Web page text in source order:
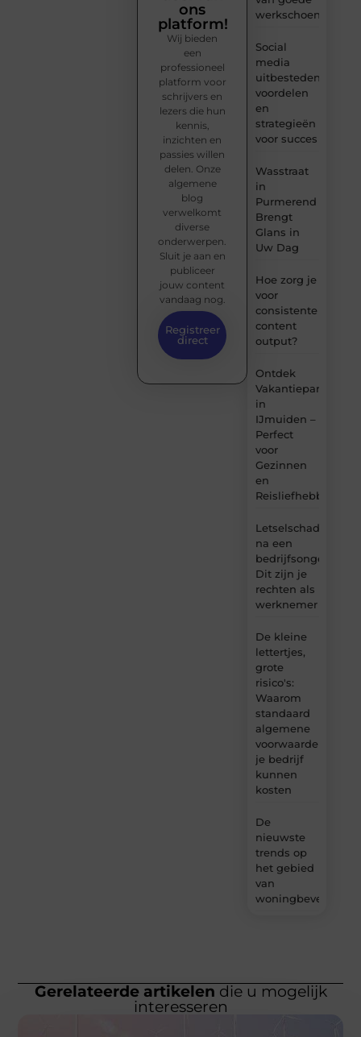
werkschoenen
Social
media
uitbesteden:
voordelen
en
strategieën
voor succes
Wasstraat
in
Purmerend
Brengt
Glans in
Uw Dag
Hoe zorg je
voor
consistente
content
output?
Ontdek
Vakantiepark
in
IJmuiden –
Perfect
voor
Gezinnen
en
Reisliefhebbers
Letselschade
na een
bedrijfsongeval:
Dit zijn je
rechten als
werknemer
De kleine
lettertjes,
grote
risico's:
Waarom
standaard
algemene
voorwaarden
je bedrijf
kunnen
kosten
De
nieuwste
trends op
het gebied
van
woningbeveiliging
ons
platform!
Wij bieden
een
professioneel
platform voor
schrijvers en
lezers die hun
kennis,
inzichten en
passies willen
delen. Onze
algemene
blog
verwelkomt
diverse
onderwerpen.
Sluit je aan en
publiceer
jouw content
vandaag nog.
Registreer
direct
Gerelateerde artikelen die u mogelijk
interesseren